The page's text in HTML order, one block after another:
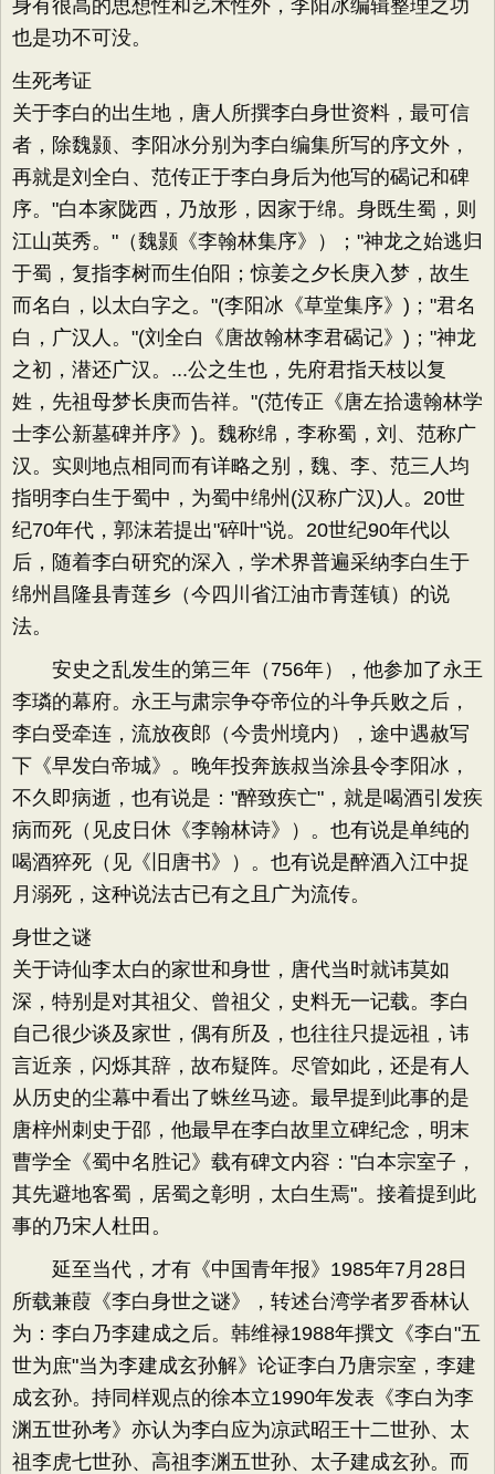
身有很高的思想性和艺术性外，李阳冰编辑整理之功
也是功不可没。
生死考证
关于李白的出生地，唐人所撰李白身世资料，最可信
者，除魏颢、李阳冰分别为李白编集所写的序文外，
再就是刘全白、范传正于李白身后为他写的碣记和碑
序。"白本家陇西，乃放形，因家于绵。身既生蜀，则
江山英秀。"（魏颢《李翰林集序》）；"神龙之始逃归
于蜀，复指李树而生伯阳；惊姜之夕长庚入梦，故生
而名白，以太白字之。"(李阳冰《草堂集序》)；"君名
白，广汉人。"(刘全白《唐故翰林李君碣记》)；"神龙
之初，潜还广汉。...公之生也，先府君指天枝以复
姓，先祖母梦长庚而告祥。"(范传正《唐左拾遗翰林学
士李公新墓碑并序》)。魏称绵，李称蜀，刘、范称广
汉。实则地点相同而有详略之别，魏、李、范三人均
指明李白生于蜀中，为蜀中绵州(汉称广汉)人。20世
纪70年代，郭沫若提出"碎叶"说。20世纪90年代以
后，随着李白研究的深入，学术界普遍采纳李白生于
绵州昌隆县青莲乡（今四川省江油市青莲镇）的说
法。
安史之乱发生的第三年（756年），他参加了永王
李璘的幕府。永王与肃宗争夺帝位的斗争兵败之后，
李白受牵连，流放夜郎（今贵州境内），途中遇赦写
下《早发白帝城》。晚年投奔族叔当涂县令李阳冰，
不久即病逝，也有说是："醉致疾亡"，就是喝酒引发疾
病而死（见皮日休《李翰林诗》）。也有说是单纯的
喝酒猝死（见《旧唐书》）。也有说是醉酒入江中捉
月溺死，这种说法古已有之且广为流传。
身世之谜
关于诗仙李太白的家世和身世，唐代当时就讳莫如
深，特别是对其祖父、曾祖父，史料无一记载。李白
自己很少谈及家世，偶有所及，也往往只提远祖，讳
言近亲，闪烁其辞，故布疑阵。尽管如此，还是有人
从历史的尘幕中看出了蛛丝马迹。最早提到此事的是
唐梓州刺史于邵，他最早在李白故里立碑纪念，明末
曹学全《蜀中名胜记》载有碑文内容："白本宗室子，
其先避地客蜀，居蜀之彰明，太白生焉"。接着提到此
事的乃宋人杜田。
延至当代，才有《中国青年报》1985年7月28日
所载兼葭《李白身世之谜》，转述台湾学者罗香林认
为：李白乃李建成之后。韩维禄1988年撰文《李白"五
世为庶"当为李建成玄孙解》论证李白乃唐宗室，李建
成玄孙。持同样观点的徐本立1990年发表《李白为李
渊五世孙考》亦认为李白应为凉武昭王十二世孙、太
祖李虎七世孙、高祖李渊五世孙、太子建成玄孙。而